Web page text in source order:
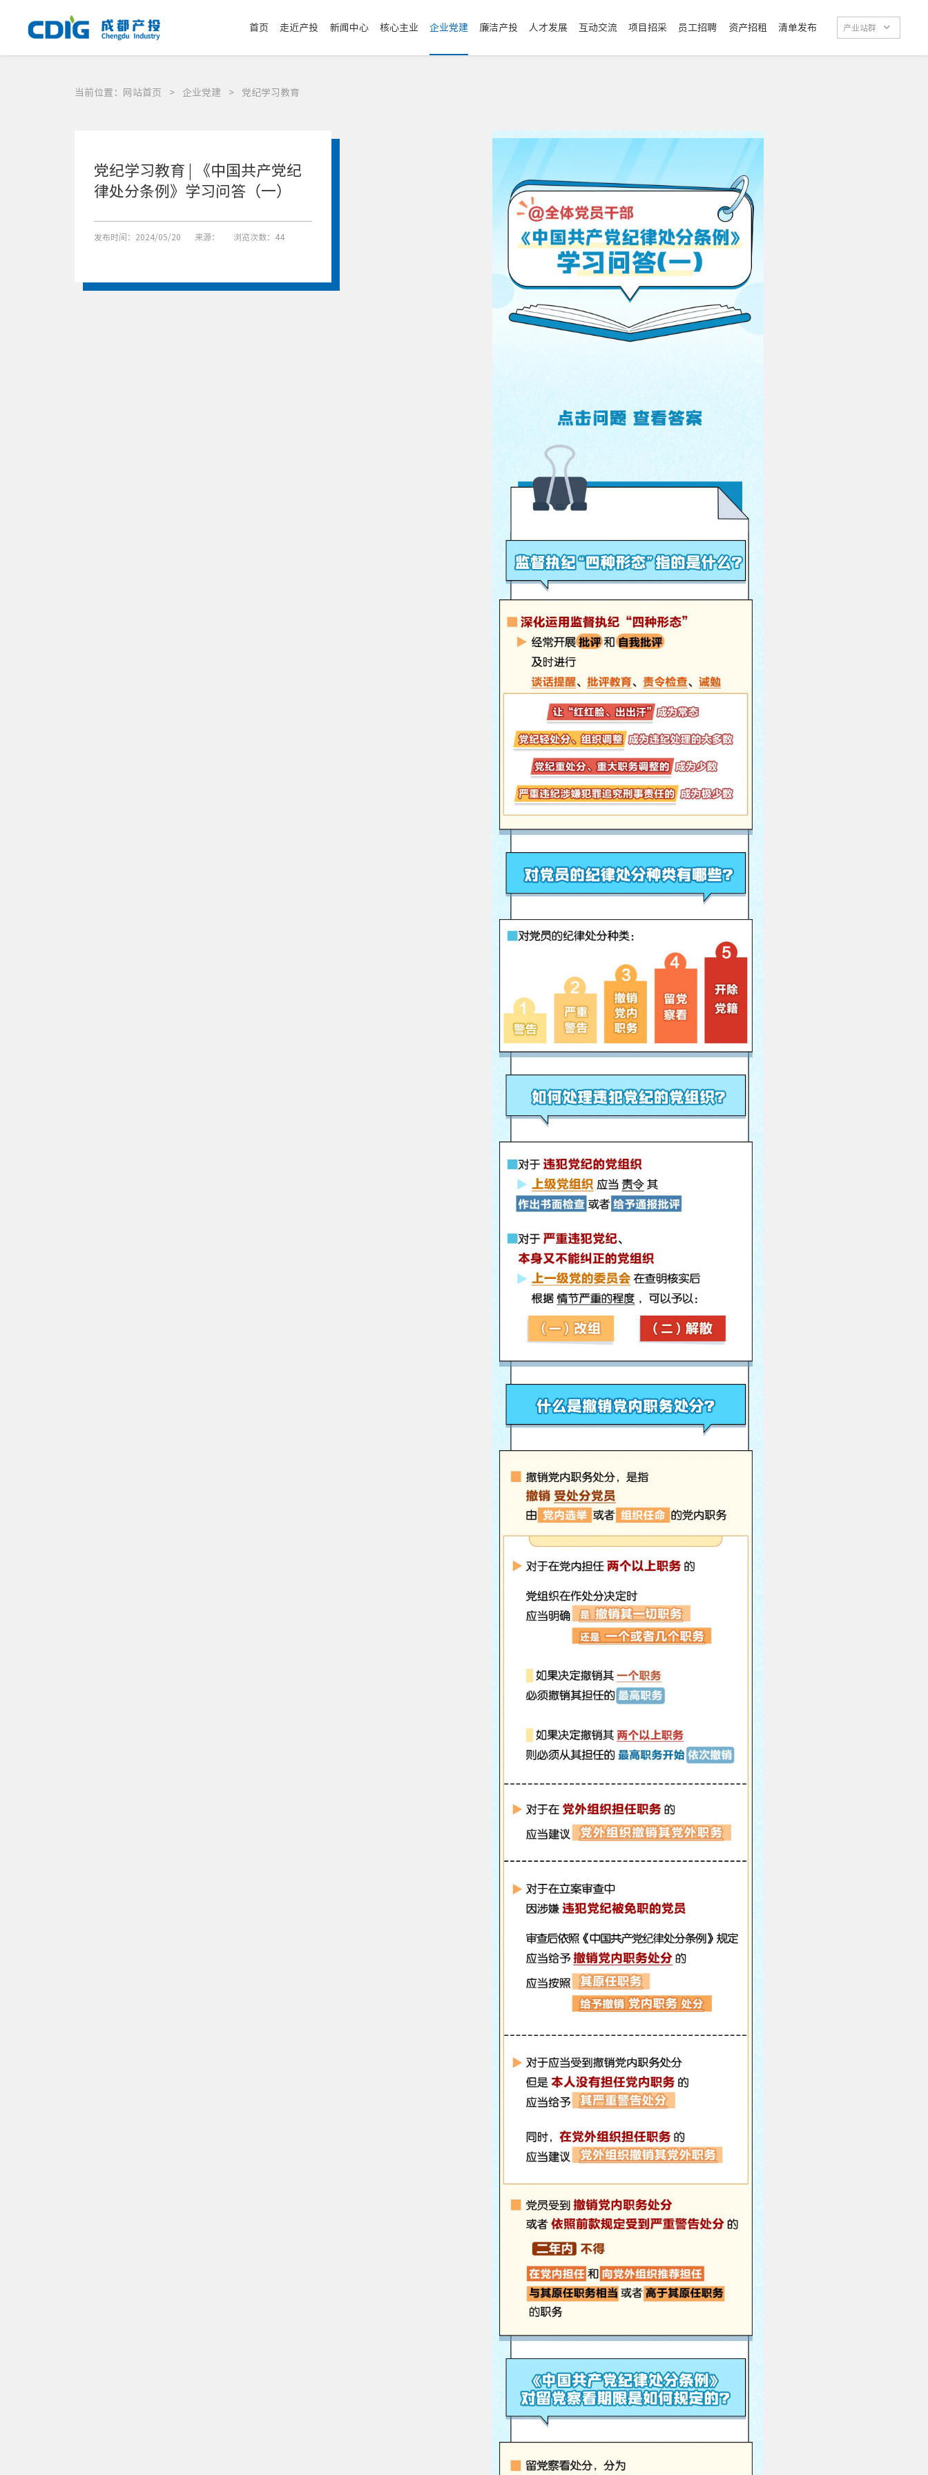
首页 走近产投 新闻中心 核心主业 企业党建 廉洁产投 人才发展 互动交流 项目招采 员工招聘 资产招租 清单发布 产业站群 
当前位置： 网站首页 > 企业党建 > 党纪学习教育
党纪学习教育 | 《中国共产党纪
律处分条例》学习问答（一）
发布时间：2024/05/20 来源： 浏览次数：44